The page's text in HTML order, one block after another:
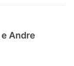
Andre